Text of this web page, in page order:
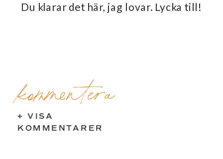
Du klarar det här, jag lovar. Lycka till!
+ VISA
KOMMENTARER
kommentera